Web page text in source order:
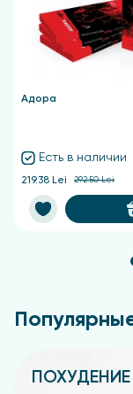
Адора
Есть в наличии
219.38 Lei 292.50 Lei
ПОХУДЕНИЕ